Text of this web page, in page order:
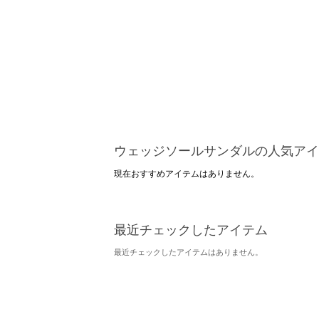
ウェッジソールサンダルの人気ア
現在おすすめアイテムはありません。
最近チェックしたアイテム
最近チェックしたアイテムはありません。